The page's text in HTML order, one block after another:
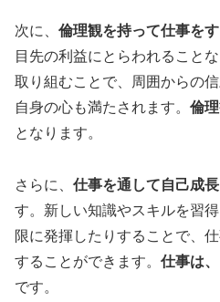
次に、 倫理観を持って仕事を
目先の利益にとらわれること
取り組むことで、周囲からの
自身の心も満たされます。 倫
となります。
さらに、 仕事を通して自己成
す。新しい知識やスキルを習
限に発揮したりすることで、
することができます。 仕事は
です。